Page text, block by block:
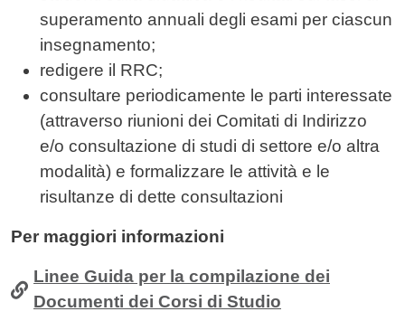
superamento annuali degli esami per ciascun
insegnamento;
redigere il RRC;
consultare periodicamente le parti interessate
(attraverso riunioni dei Comitati di Indirizzo
e/o consultazione di studi di settore e/o altra
modalità) e formalizzare le attività e le
risultanze di dette consultazioni
Per maggiori informazioni
Linee Guida per la compilazione dei
Documenti dei Corsi di Studio